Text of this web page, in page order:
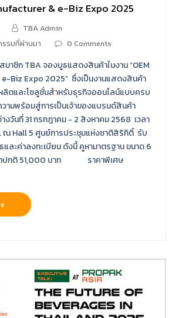
& e-Biz Expo 2025
TBA Admin
รรมที่ผ่านมา
0 Comments
าชิก TBA จองบูธแสดงสินค้าในงาน “OEM
Biz Expo 2025” ซึ่งเป็นงานแสดงสินค้า
ลิตและโซลูชั่นสำหรับธุรกิจออนไลน์แบบครบ
ามพร้อมสู่การเป็นเจ้าของแบรนด์สินค้า
งวันที่ 31 กรกฎาคม - 2 สิงหาคม 2568 เวลา
ณ Hall 5 ศูนย์การประชุมแห่งชาติสิริกิติ์ รับ
ละค่าลงทะเบียน ดังนี้ คูหามาตรฐาน ขนาด 6
าปกติ 51,000 บาท ราคาพิเศษ